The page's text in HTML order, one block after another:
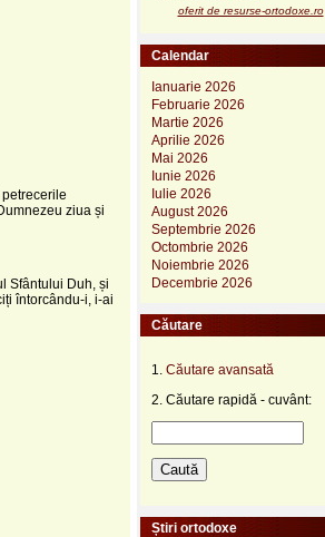
ziua și
Sfântului Duh, și
întorcându-i, i-ai
oferit de resurse-ortodoxe.ro
Calendar
Ianuarie 2026
Februarie 2026
Martie 2026
Aprilie 2026
Mai 2026
Iunie 2026
Iulie 2026
August 2026
Septembrie 2026
Octombrie 2026
Noiembrie 2026
Decembrie 2026
Căutare
1. Căutare avansată
2. Căutare rapidă - cuvânt:
Știri ortodoxe